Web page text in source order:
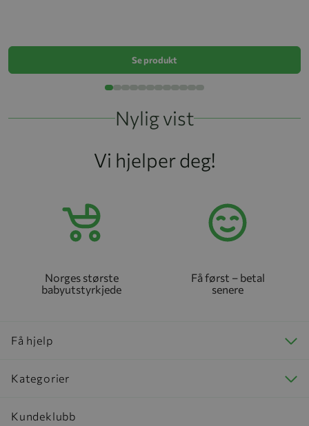
Se produkt
Nylig vist
Vi hjelper deg!
Norges største
babyutstyrkjede
Få først – betal
senere
Få hjelp
Kategorier
Kundeklubb